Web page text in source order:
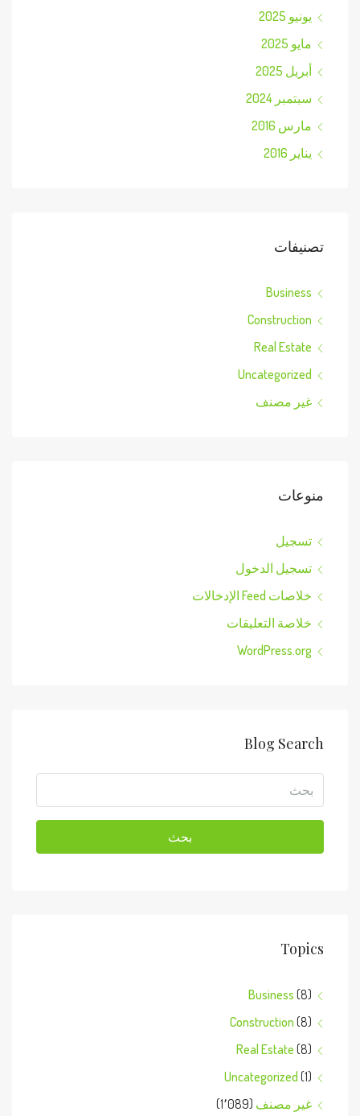
يونيو 2025
مايو 2025
أبريل 2025
سبتمبر 2024
مارس 2016
يناير 2016
تصنيفات
Business
Construction
Real Estate
Uncategorized
غير مصنف
منوعات
تسجيل
تسجيل الدخول
خلاصات Feed الإدخالات
خلاصة التعليقات
WordPress.org
Blog Search
بحث
Topics
Business (8)
Construction (8)
Real Estate (8)
Uncategorized (1)
غير مصنف (1٬089)